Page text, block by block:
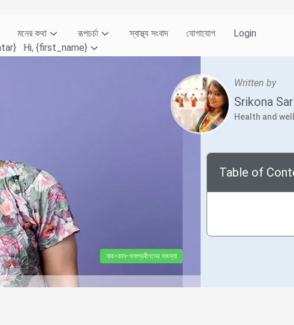
মনের কথা রূপচর্চা স্বাস্থ্য সংবাদ যোগাযোগ
Login
Hi, {first_name}
নাক-কান-গলাপ্রবীণদের সমস্যা
Written by
Srikona
Health and
Table of